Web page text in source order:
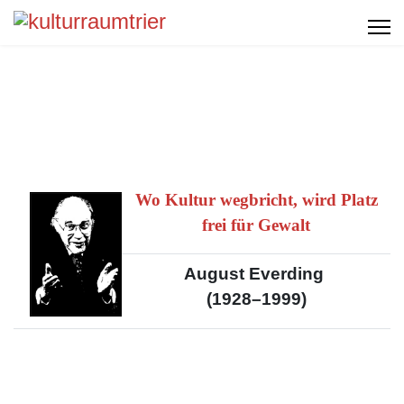
Wo Kultur wegbricht, wird Platz
frei für Gewalt
August Everding
(1928–1999)